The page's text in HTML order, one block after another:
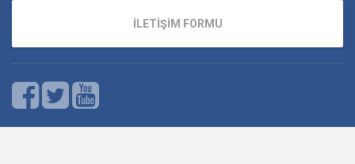
İLETİŞİM FORMU